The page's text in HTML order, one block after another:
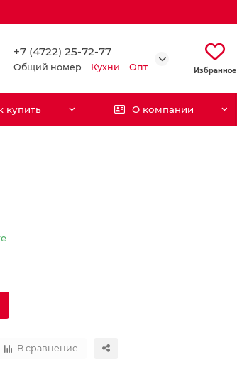
+7 (4722) 25-72-77
Общий номер Кухни Опт Избранное
купить О компании
В сравнение